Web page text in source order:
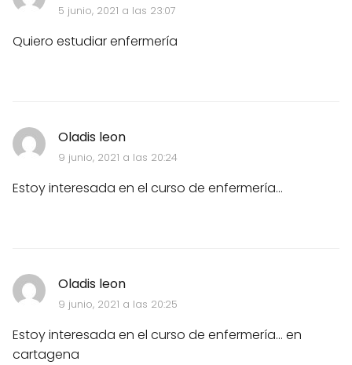
5 junio, 2021 a las 23:07
Quiero estudiar enfermería
Oladis leon
9 junio, 2021 a las 20:24
Estoy interesada en el curso de enfermería...
Oladis leon
9 junio, 2021 a las 20:25
Estoy interesada en el curso de enfermería... en
cartagena